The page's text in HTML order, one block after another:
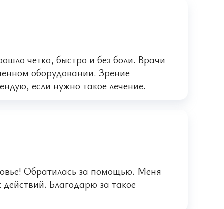
четко, быстро и без боли. Врачи
оборудовании. Зрение
если нужно такое лечение.
Обратилась за помощью. Меня
Благодарю за такое